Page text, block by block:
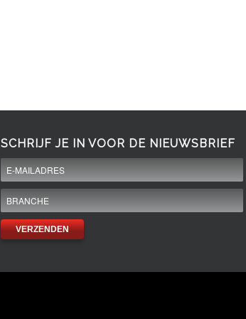
SCHRIJF JE IN VOOR DE NIEUWSBRIEF